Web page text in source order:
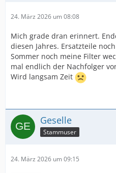
24. März 2026 um 08:08
Mich grade dran erinnert.
diesen Jahres. Ersatzteile
Sommer noch meine Filter
mal endlich der Nachfolger
Wird langsam Zeit
Geselle
Stammuser
24. März 2026 um 09:15